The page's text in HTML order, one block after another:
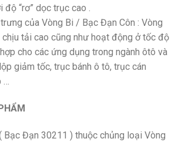
“rơ” dọc trục cao .
của Vòng Bi / Bạc Đạn Côn : Vòng
chịu tải cao cũng như hoạt động ở tốc độ
cho các ứng dụng trong ngành ôtô và
giảm tốc, trục bánh ô tô, trục cán
…
Bạc Đạn 30211 ) thuộc chủng loại Vòng